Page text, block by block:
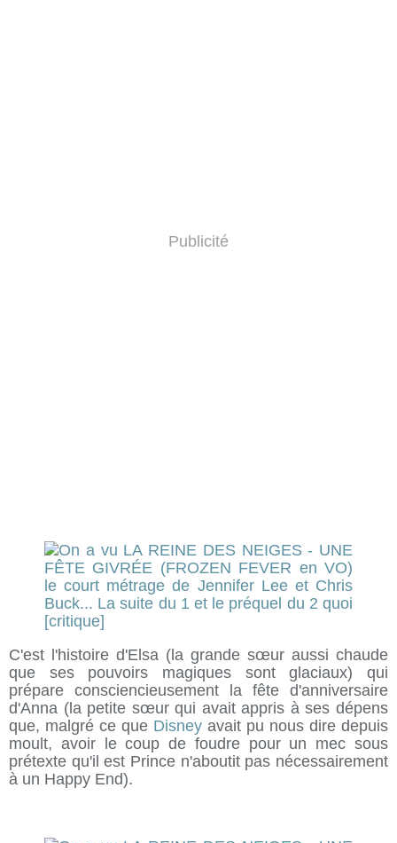
Publicité
C'est l'histoire d'Elsa (la grande sœur aussi chaude
que ses pouvoirs magiques sont glaciaux) qui
prépare consciencieusement la fête d'anniversaire
d'Anna (la petite sœur qui avait appris à ses dépens
que, malgré ce que Disney avait pu nous dire depuis
moult, avoir le coup de foudre pour un mec sous
prétexte qu'il est Prince n'aboutit pas nécessairement
à un Happy End).